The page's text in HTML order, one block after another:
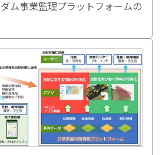
ム事業監理プラットフォームの